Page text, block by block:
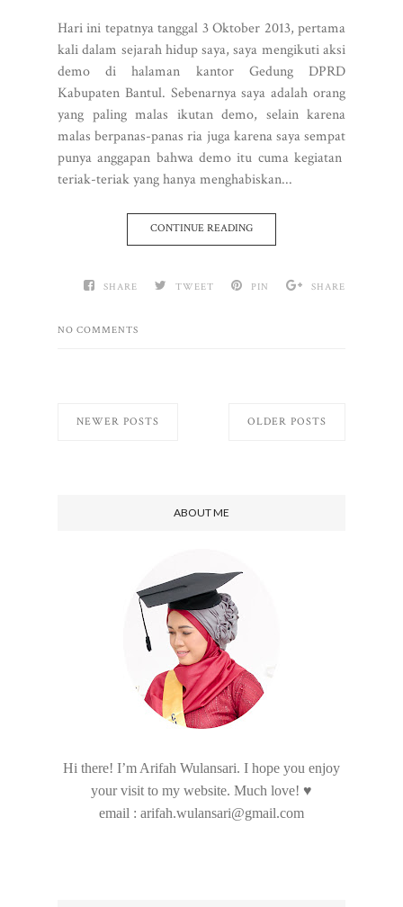
Hari ini tepatnya tanggal 3 Oktober 2013, pertama
kali dalam sejarah hidup saya, saya mengikuti aksi
demo di halaman kantor Gedung DPRD
Kabupaten Bantul. Sebenarnya saya adalah orang
yang paling malas ikutan demo, selain karena
malas berpanas-panas ria juga karena saya sempat
punya anggapan bahwa demo itu cuma kegiatan
teriak-teriak yang hanya menghabiskan...
CONTINUE READING
SHARE TWEET PIN SHARE
NO COMMENTS
NEWER POSTS OLDER POSTS
ABOUT ME
Hi there! I’m Arifah Wulansari. I hope you enjoy
your visit to my website. Much love! ♥
email : arifah.wulansari@gmail.com